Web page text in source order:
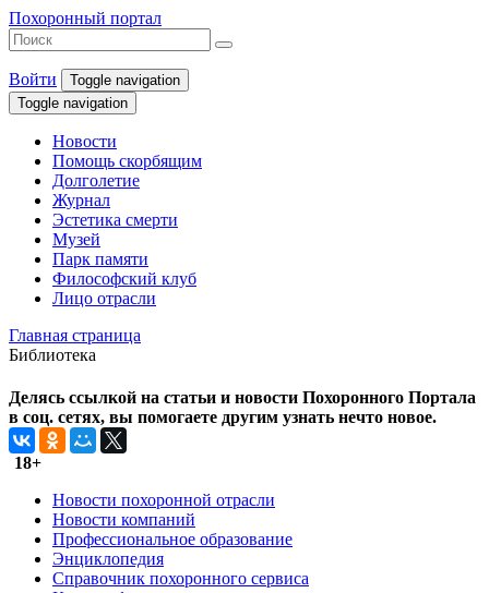
Похоронный портал
Войти
Toggle navigation
Toggle navigation
Новости
Помощь скорбящим
Долголетие
Журнал
Эстетика смерти
Музей
Парк памяти
Философский клуб
Лицо отрасли
Главная страница
Библиотека
Делясь ссылкой на статьи и новости Похоронного Портала
в соц. сетях, вы помогаете другим узнать нечто новое.
18+
Новости похоронной отрасли
Новости компаний
Профессиональное образование
Энциклопедия
Справочник похоронного сервиса